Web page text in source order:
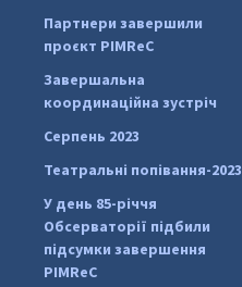
Партнери завершили
проєкт PIMReC
Завершальна
координаційна зустріч
Серпень 2023
Театральні попівання-2023
У день 85-річчя
Обсерваторії підбили
підсумки завершення
PIMReC